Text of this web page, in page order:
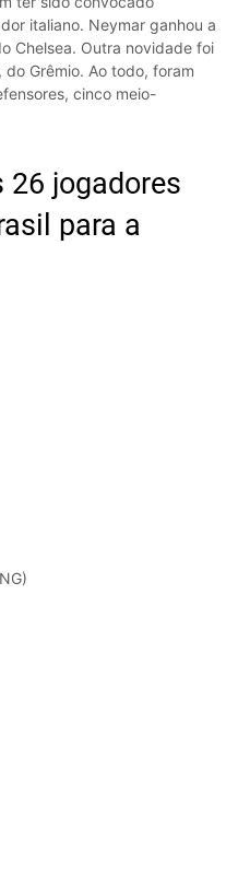
italiano. Neymar ganhou a
Chelsea. Outra novidade foi
Grêmio. Ao todo, foram
cinco meio-
26 jogadores
para a